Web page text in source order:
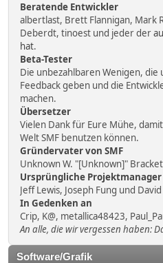
Beratende Entwickler
albertlast, Brett Flannigan, Mark
Deberdt, tinoest und jeder der
hat.
Beta-Tester
Die unbezahlbaren Wenigen,
Feedback geben und die
machen.
Übersetzer
Vielen Dank für Eure Mühe,
Welt SMF benutzen können.
Gründervater von SMF
Unknown W. "[Unknown]"
Ursprüngliche Projektmanager
Jeff Lewis, Joseph Fung und
In Gedenken an
Crip, K@, metallica48423,
An alle, die wir vergessen haben:
Software/Grafik